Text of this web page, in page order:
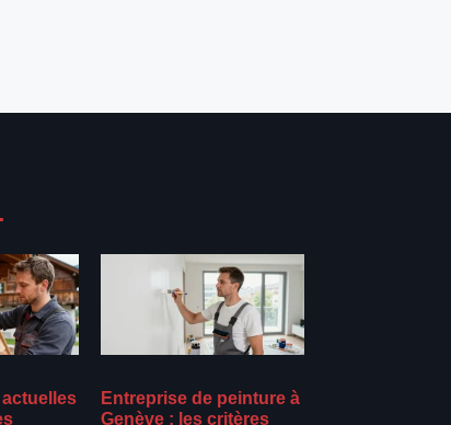
Entreprise de peinture à
Genève : les critères